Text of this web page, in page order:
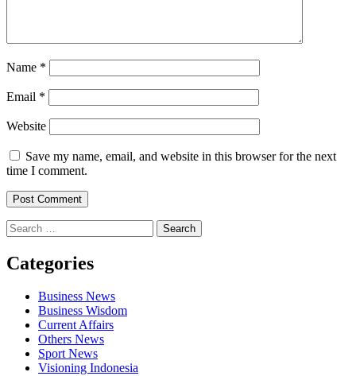
Name *
Email *
Website
Save my name, email, and website in this browser for the next
time I comment.
Search
for:
Categories
Business News
Business Wisdom
Current Affairs
Others News
Sport News
Visioning Indonesia